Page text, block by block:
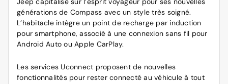
générations de Compass avec un style très soigné.
L’habitacle intègre un point de recharge par induction
pour smartphone, associé à une connexion sans fil pour
Android Auto ou Apple CarPlay.
Les services Uconnect proposent de nouvelles
fonctionnalités pour rester connecté au véhicule à tout